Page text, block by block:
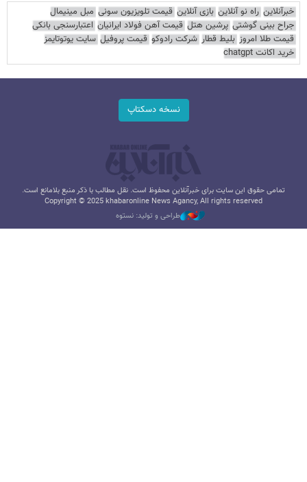
خبرآنلاین راه نو آنلاین بازی آنلاین قیمت تلویزیون سونی مبل مینیمال
جراح بینی گوشتی پرشین هتل قیمت آهن فولاد ایرانیان اعتبارسنجی بانکی
قیمت طلا امروز بلیط قطار شرکت رادوکو قیمت پروفیل سایت یوتوتایمز
خرید اکانت chatgpt
نسخه دسکتاپ
تمامی حقوق این سایت برای خبرآنلاین محفوظ است. نقل مطالب با ذکر منبع بلامانع است.
Copyright © 2025 khabaronline News Agancy, All rights reserved
طراحی و تولید: نستوه